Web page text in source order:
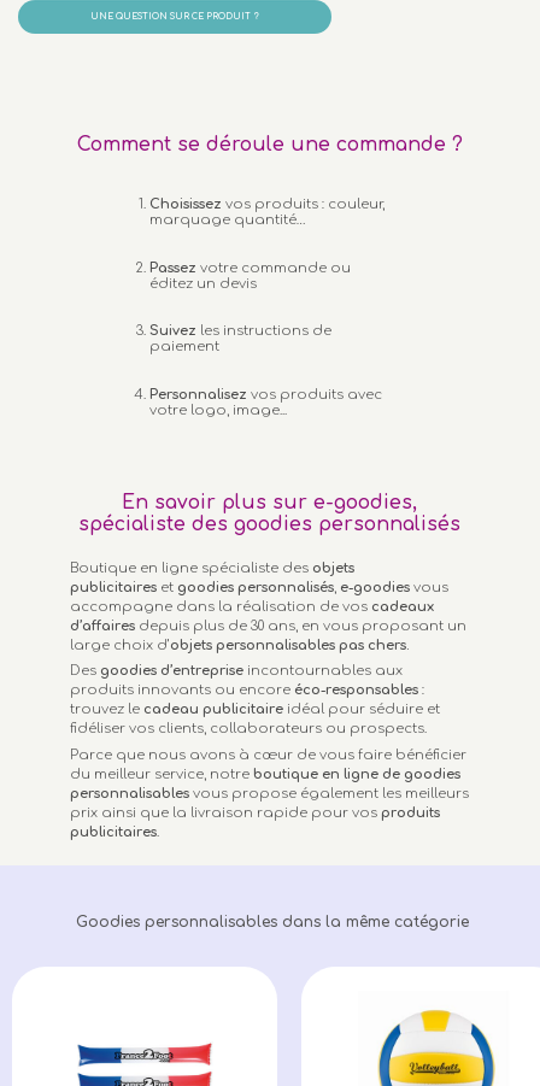
UNE QUESTION SUR CE PRODUIT ?
Comment se déroule une commande ?
Choisissez vos produits : couleur,
marquage quantité…
Passez votre commande ou
éditez un devis
Suivez les instructions de
paiement
Personnalisez vos produits avec
votre logo, image...
En savoir plus sur e-goodies,
spécialiste des goodies personnalisés
Boutique en ligne spécialiste des objets
publicitaires et goodies personnalisés, e-goodies vous
accompagne dans la réalisation de vos cadeaux
d’affaires depuis plus de 30 ans, en vous proposant un
large choix d’objets personnalisables pas chers.
Des goodies d’entreprise incontournables aux
produits innovants ou encore éco-responsables :
trouvez le cadeau publicitaire idéal pour séduire et
fidéliser vos clients, collaborateurs ou prospects.
Parce que nous avons à cœur de vous faire bénéficier
du meilleur service, notreboutique en ligne de goodies
personnalisables vous propose également les meilleurs
prix ainsi que la livraison rapide pour vos produits
publicitaires.
Goodies personnalisables dans la même catégorie